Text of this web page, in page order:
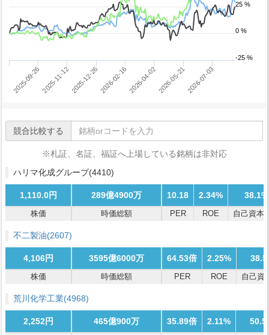
2025-09-26 2025-11-122025-12-26 2026-02-16 2026-04-022026-05-212026-07-03
-25 %
0 %
25 %
競合比較する
※札証、名証、福証へ上場している銘柄は非対応
ハリマ化成グループ(4410)
1,110.0円 289億4900万 10.18 2.34% 38.1%
株価 時価総額 PER ROE 自己資本
不二製油(2607)
4,106円 3595億6000万 64.53倍 2.25%
株価 時価総額 PER ROE 自己資
荒川化学工業(4968)
2,252円 465億900万 35.89倍 2.11%